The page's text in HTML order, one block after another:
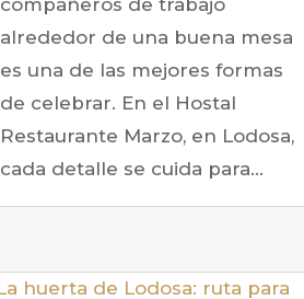
alrededor de una buena mesa
es una de las mejores formas
de celebrar. En el Hostal
Restaurante Marzo, en Lodosa,
cada detalle se cuida para...